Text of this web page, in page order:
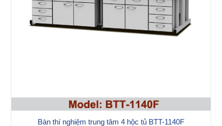
Bàn thí nghiệm trung tâm 4 hộc tủ BTT-1140F